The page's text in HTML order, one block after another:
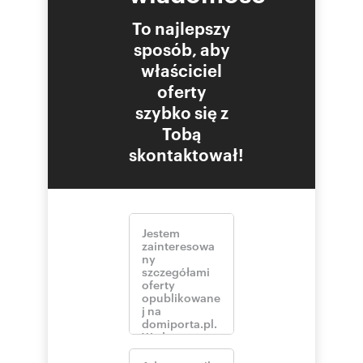
To najlepszy
sposób, aby
właściciel
oferty
szybko się z
Tobą
skontaktował!